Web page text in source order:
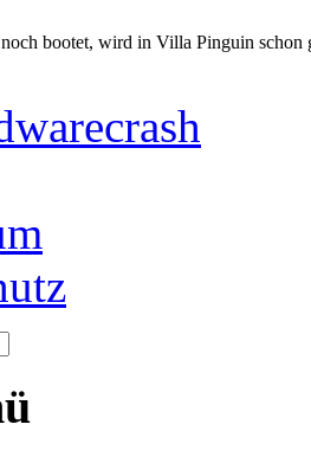
bootet, wird in Villa Pinguin schon